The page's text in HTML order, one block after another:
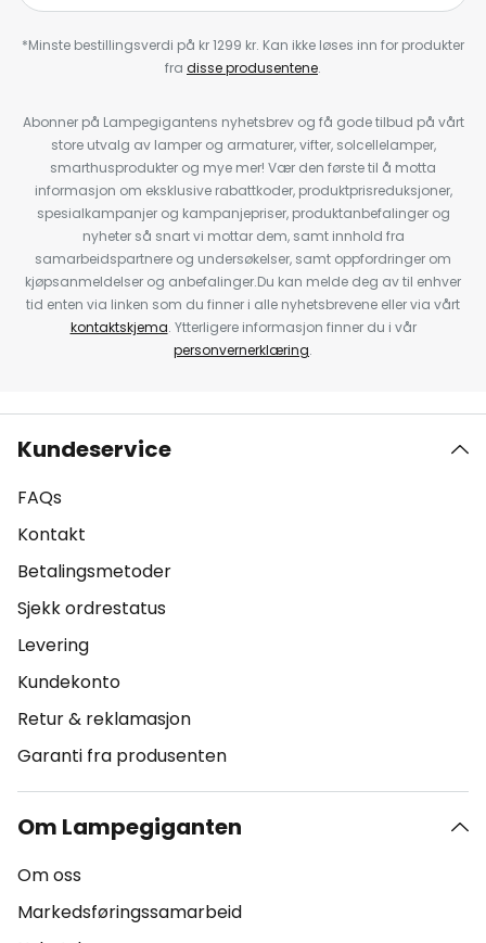
*Minste bestillingsverdi på kr 1299 kr. Kan ikke løses inn for produkter
fra disse produsentene.
Abonner på Lampegigantens nyhetsbrev og få gode tilbud på vårt
store utvalg av lamper og armaturer, vifter, solcellelamper,
smarthusprodukter og mye mer! Vær den første til å motta
informasjon om eksklusive rabattkoder, produktprisreduksjoner,
spesialkampanjer og kampanjepriser, produktanbefalinger og
nyheter så snart vi mottar dem, samt innhold fra
samarbeidspartnere og undersøkelser, samt oppfordringer om
kjøpsanmeldelser og anbefalinger.Du kan melde deg av til enhver
tid enten via linken som du finner i alle nyhetsbrevene eller via vårt
kontaktskjema. Ytterligere informasjon finner du i vår
personvernerklæring.
Kundeservice
FAQs
Kontakt
Betalingsmetoder
Sjekk ordrestatus
Levering
Kundekonto
Retur & reklamasjon
Garanti fra produsenten
Om Lampegiganten
Om oss
Markedsføringssamarbeid